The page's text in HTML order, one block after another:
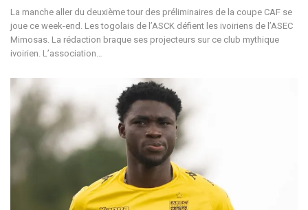
La manche aller du deuxième tour des préliminaires de la coupe CAF se
joue ce week-end. Les togolais de l’ASCK défient les ivoiriens de l’ASEC
Mimosas. La rédaction braque ses projecteurs sur ce club mythique
ivoirien. L’association